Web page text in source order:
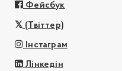
Фейсбук
(Твіттер)
Інстаграм
Лінкедін